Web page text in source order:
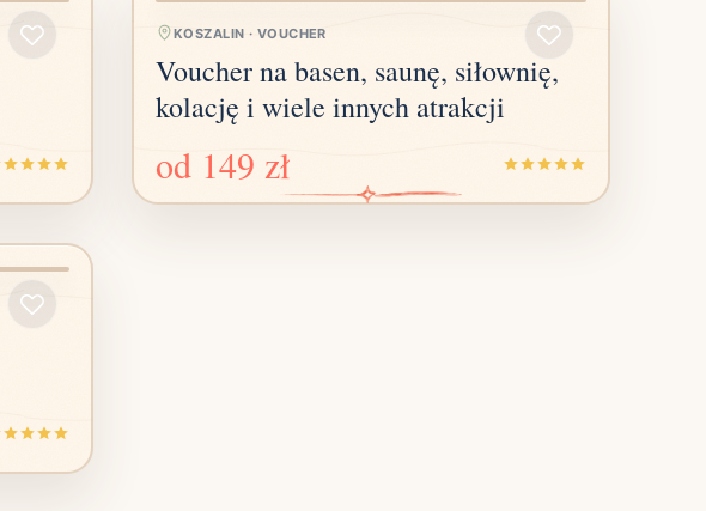
KOSZALIN · VOUCHER
Voucher na basen, saunę, siłownię,
kolację i wiele innych atrakcji
od 149 zł